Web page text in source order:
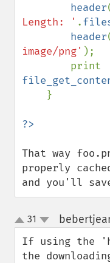
header
Length: ' .
header
image/png' );
That way
properly
and you'll
up
down
31
If using the
the